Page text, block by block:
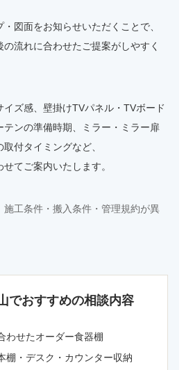
図面をお知らせいただくことで、
流れに合わせたご提案がしやすく
ズ感、壁掛けTVパネル・TVボード
テンの準備時期、ミラー・ミラー扉
付タイミングなど、
てご案内いたします。
工条件・搬入条件・管理規約が異
でおすすめの相談内容
わせたオーダー食器棚
棚・デスク・カウンター収納